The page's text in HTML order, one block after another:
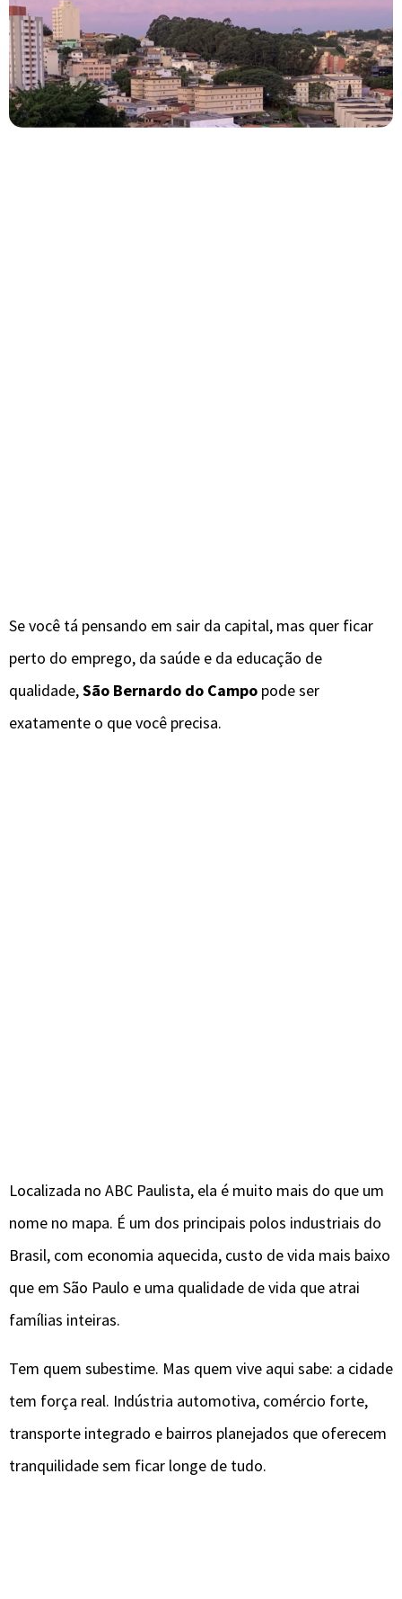
Se você tá pensando em sair da capital, mas quer ficar
perto do emprego, da saúde e da educação de
qualidade,São Bernardo do Campo pode ser
exatamente o que você precisa.
Localizada no ABC Paulista, ela é muito mais do que um
nome no mapa. É um dos principais polos industriais do
Brasil, com economia aquecida, custo de vida mais baixo
que em São Paulo e uma qualidade de vida que atrai
famílias inteiras.
Tem quem subestime. Mas quem vive aqui sabe: a cidade
tem força real. Indústria automotiva, comércio forte,
transporte integrado e bairros planejados que oferecem
tranquilidade sem ficar longe de tudo.